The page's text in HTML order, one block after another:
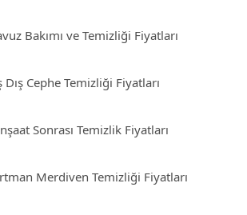
Bakımı ve Temizliği Fiyatları
Dış Cephe Temizliği Fiyatları
Sonrası Temizlik Fiyatları
Merdiven Temizliği Fiyatları